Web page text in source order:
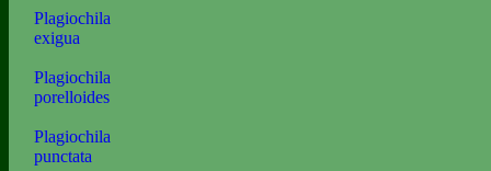
Plagiochila
exigua
Plagiochila
porelloides
Plagiochila
punctata